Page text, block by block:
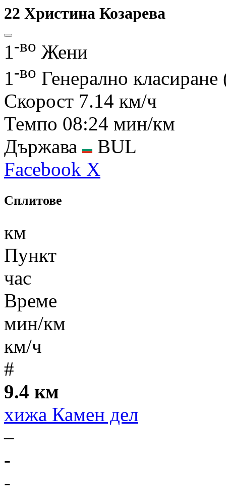
22 Христина Козарева
1-во Жени
1-во Генерално
Скорост 7.14 км/ч
Темпо 08:24 мин/км
Държава
BUL
Facebook X
Сплитове
км
Пункт
час
Време
мин/км
км/ч
#
9.4 км
хижа Камен дел
–
-
-